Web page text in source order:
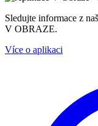
Sledujte informace z
V OBRAZE.
Více o aplikaci